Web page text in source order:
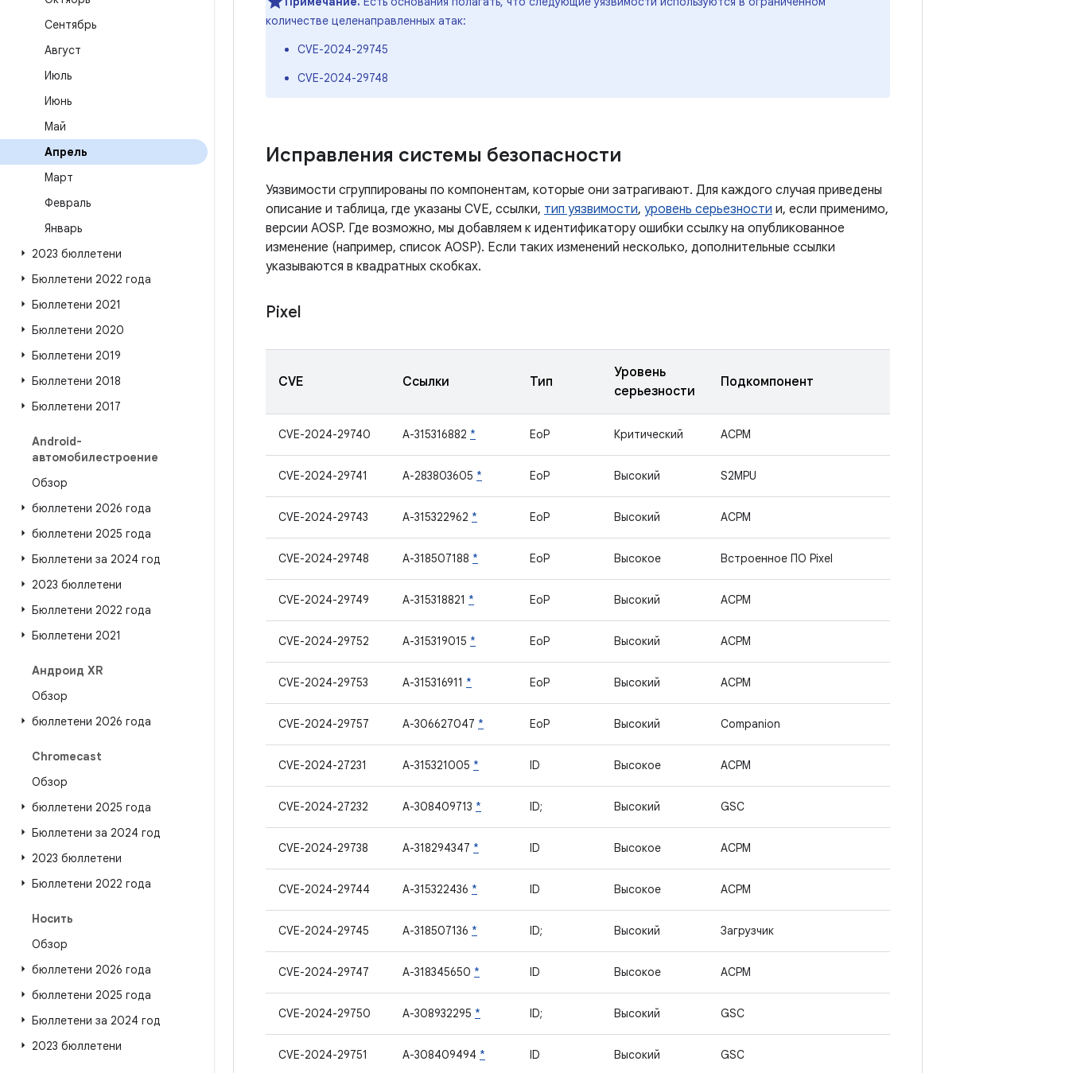
Сентябрь
Август
Июль
Июнь
Май
Апрель
Март
Февраль
Январь
2023 бюллетени
Бюллетени 2022 года
Бюллетени 2021
Бюллетени 2020
Бюллетени 2019
Бюллетени 2018
Бюллетени 2017
Android-
автомобилестроение
Обзор
бюллетени 2026 года
бюллетени 2025 года
Бюллетени за 2024 год
2023 бюллетени
Бюллетени 2022 года
Бюллетени 2021
Андроид XR
Обзор
бюллетени 2026 года
Chromecast
Обзор
бюллетени 2025 года
Бюллетени за 2024 год
2023 бюллетени
Бюллетени 2022 года
Носить
Обзор
бюллетени 2026 года
бюллетени 2025 года
Бюллетени за 2024 год
2023 бюллетени
количестве целенаправленных атак:
CVE-2024-29745
CVE-2024-29748
Исправления системы безопасности
Уязвимости сгруппированы по компонентам, которые они затрагивают. Для каждого случая приведены
описание и таблица, где указаны CVE, ссылки, тип уязвимости, уровень серьезности и, если применимо,
версии AOSP. Где возможно, мы добавляем к идентификатору ошибки ссылку на опубликованное
изменение (например, список AOSP). Если таких изменений несколько, дополнительные ссылки
указываются в квадратных скобках.
Pixel
CVE Ссылки Тип
Уровень
серьезности
Подкомпонент
CVE-2024-29740 A-315316882 * EoP Критический ACPM
CVE-2024-29741 A-283803605 * EoP Высокий S2MPU
CVE-2024-29743 A-315322962 * EoP Высокий ACPM
CVE-2024-29748 A-318507188 * EoP Высокое Встроенное ПО Pixel
CVE-2024-29749 A-315318821 * EoP Высокий ACPM
CVE-2024-29752 A-315319015 * EoP Высокий ACPM
CVE-2024-29753 A-315316911 * EoP Высокий ACPM
CVE-2024-29757 A-306627047 * EoP Высокий Companion
CVE-2024-27231 A-315321005 * ID Высокое ACPM
CVE-2024-27232 A-308409713 * ID; Высокий GSC
CVE-2024-29738 A-318294347 * ID Высокое ACPM
CVE-2024-29744 A-315322436 * ID Высокое ACPM
CVE-2024-29745 A-318507136 * ID; Высокий Загрузчик
CVE-2024-29747 A-318345650 * ID Высокое ACPM
CVE-2024-29750 A-308932295 * ID; Высокий GSC
CVE-2024-29751 A-308409494 * ID Высокий GSC